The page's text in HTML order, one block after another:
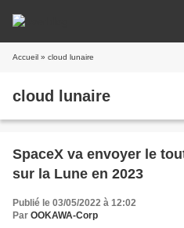
Accueil » cloud lunaire
cloud lunaire
SpaceX va envoyer le
sur la Lune en 2023
Publié le 03/05/2022 à 12:02
Par OOKAWA-Corp